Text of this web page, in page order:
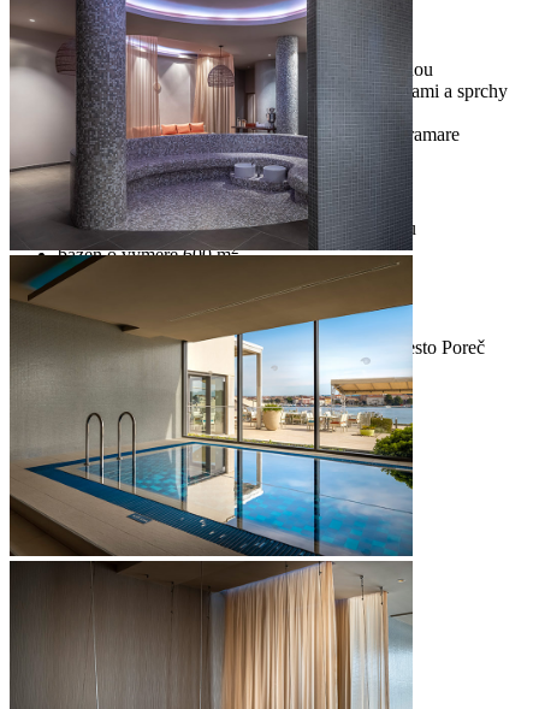
Relax infinity bazén
vyhriaty vonkajší infinity bazén s morskou vodou
priestor na opaľovanie, pult s plážovými osuškami a sprchy
ležadlá a slnečníky pre V Level hostí
v blízkosti vynikajúca à la carte reštaurácia Miramare
Activity bazén
vyhrievané vonkajšie bazény so sladkou vodou
bazén o výmere 600 m2
vyhrievaný detský bazén o výmere 50 m 2
zábavné aktivity pri bazéne
pult s plážovými osuškami a sprchami
priestor na opaľovanie s výhľadom na staré mesto Poreč
bezplatné zapožičanie ležadiel a slnečníkov
pool bar – ponuka miešaných a iných nápojov
dva tobogany